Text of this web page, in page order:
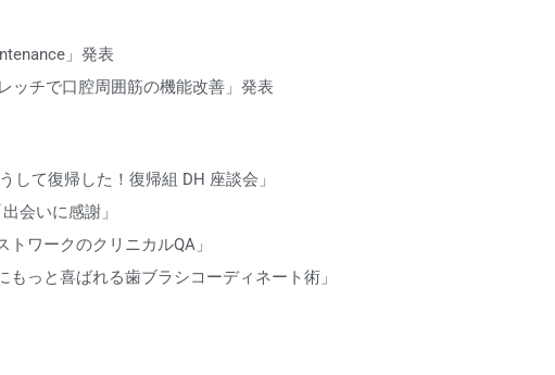
」発表
ッチで口腔周囲筋の機能改善」発表
て復帰した！復帰組 DH 座談会」
会いに感謝」
ワークのクリニカルQA」
っと喜ばれる歯ブラシコーディネート術」